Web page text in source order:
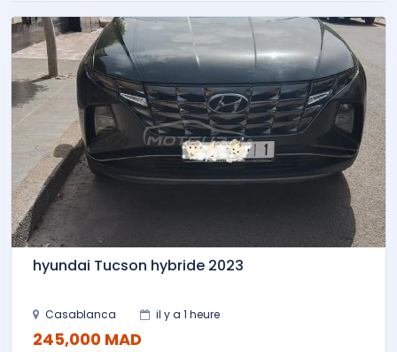
hyundai Tucson hybride 2023
Casablanca il y a 1 heure
245,000 MAD